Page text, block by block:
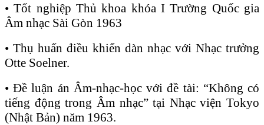
• Tốt nghiệp Thủ khoa khóa I Trường Quốc gia
Âm nhạc Sài Gòn 1963
• Thụ huấn điều khiển dàn nhạc với Nhạc trưởng
Otte Soelner.
• Đề luận án Âm-nhạc-học với đề tài: “Không có
tiếng động trong Âm nhạc” tại Nhạc viện Tokyo
(Nhật Bản) năm 1963.